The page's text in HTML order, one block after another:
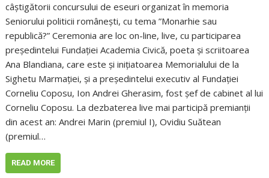
câștigătorii concursului de eseuri organizat în memoria
Seniorului politicii românești, cu tema ”Monarhie sau
republică?” Ceremonia are loc on-line, live, cu participarea
președintelui Fundației Academia Civică, poeta și scriitoarea
Ana Blandiana, care este și inițiatoarea Memorialului de la
Sighetu Marmației, și a președintelui executiv al Fundației
Corneliu Coposu, Ion Andrei Gherasim, fost șef de cabinet al lui
Corneliu Coposu. La dezbaterea live mai participă premianții
din acest an: Andrei Marin (premiul I), Ovidiu Suătean
(premiul…
READ MORE